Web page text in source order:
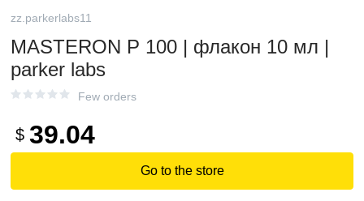
zz.parkerlabs11
MASTERON P 100 | флакон 10 мл |
parker labs
Few orders
$ 39.04
Go to the store